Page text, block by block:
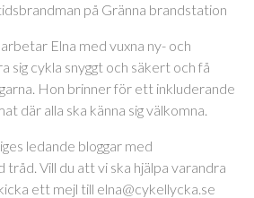
på Gränna brandstation
Elna med vuxna ny- och
sig cykla snyggt och säkert och få
Hon brinner för ett inkluderande
där alla ska känna sig välkomna.
ledande bloggar med
tråd. Vill du att vi ska hjälpa varandra
ett mejl till elna@cykellycka.se